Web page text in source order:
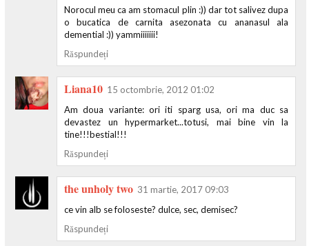
Norocul meu ca am stomacul plin :)) dar tot salivez dupa
o bucatica de carnita asezonata cu ananasul ala
demential :)) yammiiiiiii!
Răspundeți
Liana10 15 octombrie, 2012 01:02
Am doua variante: ori iti sparg usa, ori ma duc sa
devastez un hypermarket...totusi, mai bine vin la
tine!!!bestial!!!
Răspundeți
the unholy two 31 martie, 2017 09:03
ce vin alb se foloseste? dulce, sec, demisec?
Răspundeți